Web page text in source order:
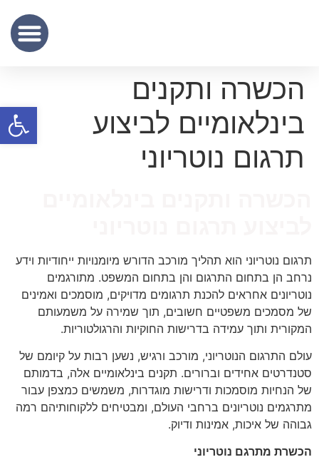
הכשרה ותקנים
בינלאומיים לביצוע
תרגום נוטריוני
תרגום נוטריוני הוא תהליך מורכב הדורש מיומנויות ייחודיות וידע
נרחב הן בתחום התרגום והן בתחום המשפט. מתורגמים
נוטריונים אחראים להכנת תרגומים מדויקים, מוסמכים ואמינים
של מסמכים משפטיים חשובים, תוך שמירה על משמעותם
המקורית ותוך עמידה בדרישות החוקיות והרגולטוריות.
עולם התרגום הנוטריוני, מורכב ורגיש, נשען רבות על קיומם של
סטנדרטים אחידים וברורים. תקנים בינלאומיים אלה, בדמותם
של הנחיות מוסמכות ודרישות מוגדרות, משמשים כמצפן עבור
מתרגמים נוטריונים ברחבי העולם, ומבטיחים ללקוחותיהם רמה
גבוהה של איכות, אמינות ודיוק.
הכשרת מתרגם נוטריוני
פתח